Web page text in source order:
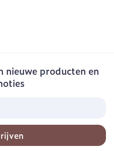
nieuwe producten en